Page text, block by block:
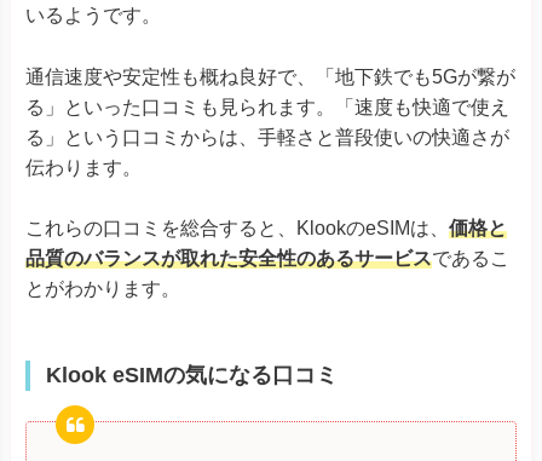
いるようです。
通信速度や安定性も概ね良好で、「地下鉄でも5Gが繋が
る」といった口コミも見られます。「速度も快適で使え
る」という口コミからは、手軽さと普段使いの快適さが
伝わります。
これらの口コミを総合すると、KlookのeSIMは、 価格と
品質のバランスが取れた安全性のあるサービスであるこ
とがわかります。
Klook eSIMの気になる口コミ